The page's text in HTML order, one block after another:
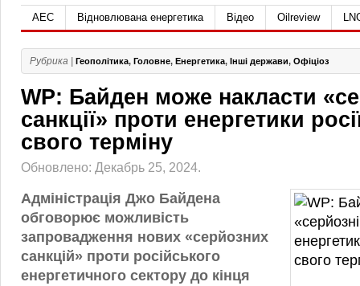
АЕС Відновлювана енергетика Відео Oilreview
Рубрика | Геополітика, Головне, Енергетика, Інші держави, Офіціоз
WP: Байден може накласти
санкції» проти енергетики
свого терміну
Обновлено: Декабрь 25, 2024.
Адміністрація Джо Байдена
обговорює можливість
запровадження нових «серйозних
санкцій» проти російського
енергетичного сектору до кінця